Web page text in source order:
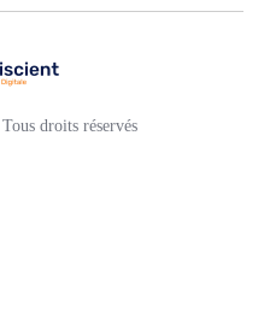
. Tous droits réservés